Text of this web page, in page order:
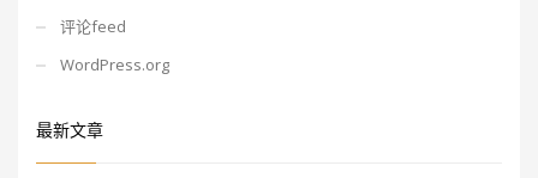
评论feed
WordPress.org
最新文章